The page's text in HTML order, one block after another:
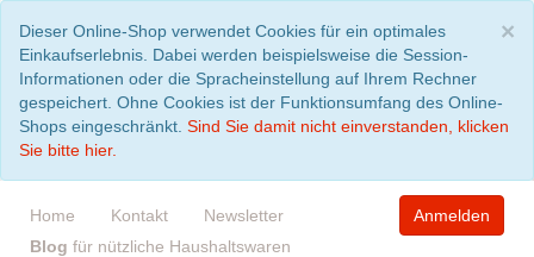
×
Dieser Online-Shop verwendet Cookies für ein optimales
Einkaufserlebnis. Dabei werden beispielsweise die Session-
Informationen oder die Spracheinstellung auf Ihrem Rechner
gespeichert. Ohne Cookies ist der Funktionsumfang des Online-
Shops eingeschränkt. Sind Sie damit nicht einverstanden, klicken
Sie bitte hier.
Home Kontakt
Newsletter
Blog für nützliche Haushaltswaren
Anmelden